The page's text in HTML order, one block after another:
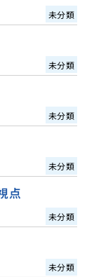
未分類
未分類
未分類
未分類
点
未分類
未分類